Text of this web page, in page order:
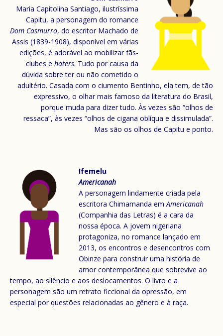
Maria Capitolina Santiago, ilustríssima
Capitu, a personagem do romance
Dom Casmurro, do escritor Machado de
Assis (1839-1908), disponível em várias
edições, é adorável ao mobilizar fãs-
clubes e haters. Tudo por causa da
dúvida sobre ter ou não cometido o
adultério. Casada com o ciumento Bentinho, ela tem, de tão
expressivo, o olhar mais famoso da literatura do Brasil,
porque muda para dizer tudo. Às vezes são “olhos de
ressaca”, às vezes “olhos de cigana oblíqua e dissimulada”.
Mas são os olhos de Capitu e ponto.
Ifemelu
Americanah
A personagem lindamente criada pela
escritora Chimamanda em Americanah
(Companhia das Letras) é a cara da
nossa época. A jovem nigeriana
protagoniza, no romance lançado em
2013, os encontros e desencontros com
Obinze para construir uma história de
amor contemporânea que sobrevive ao
tempo, ao silêncio e aos deslocamentos. O livro e a
personagem são um retrato ficcional da opressão, em
especial por questões relacionadas ao gênero e à raça.